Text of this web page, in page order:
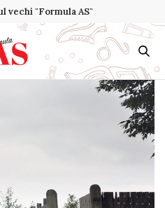
vechi "Formula AS"